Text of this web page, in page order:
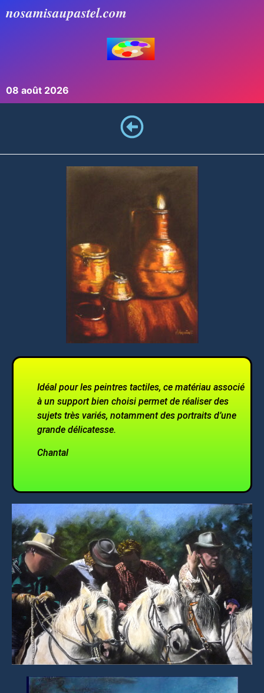
nosamisaupastel.com
08 août 2026
Idéal pour les peintres tactiles, ce matériau associé
à un support bien choisi permet de réaliser des
sujets très variés, notamment des portraits d’une
grande délicatesse.
Chantal